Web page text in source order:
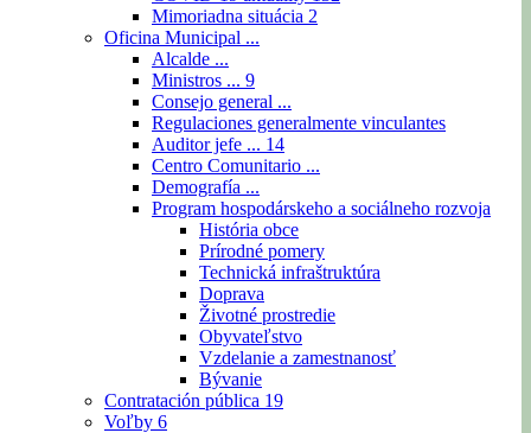
Mimoriadna situácia 2
Oficina Municipal ...
Alcalde ...
Ministros ... 9
Consejo general ...
Regulaciones generalmente vinculantes
Auditor jefe ... 14
Centro Comunitario ...
Demografía ...
Program hospodárskeho a sociálneho rozvoja
História obce
Prírodné pomery
Technická infraštruktúra
Doprava
Životné prostredie
Obyvateľstvo
Vzdelanie a zamestnanosť
Bývanie
Contratación pública 19
Voľby 6